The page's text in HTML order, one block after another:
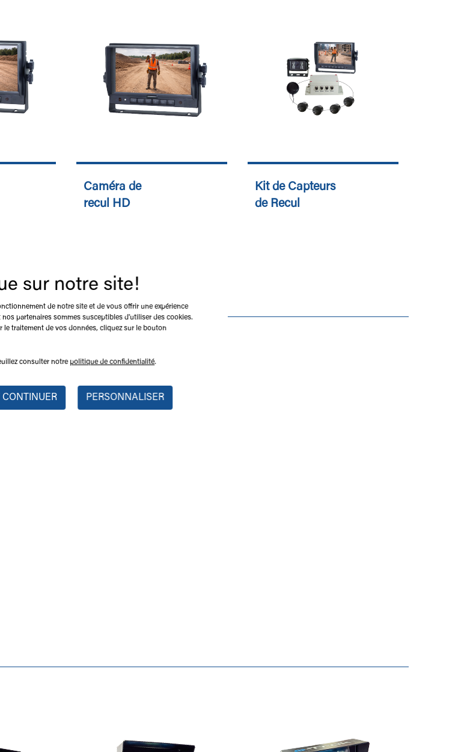
sur notre site!
de notre site et de vous offrir une expérience
nos partenaires sommes susceptibles d'utiliser des cookies.
le traitement de vos données, cliquez sur le bouton
consulter notre politique de confidentialité.
CONTINUER PERSONNALISER
Caméra de
recul HD
Kit de Capteurs
de Recul
roues